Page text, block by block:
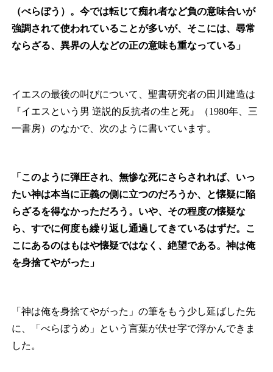
（べらぼう）。今では転じて痴れ者など負の意味合いが
強調されて使われていることが多いが、そこには、尋常
ならざる、異界の人などの正の意味も重なっている」
イエスの最後の叫びについて、聖書研究者の田川建造は
『イエスという男 逆説的反抗者の生と死』（1980年、三
一書房）のなかで、次のように書いています。
「このように弾圧され、無惨な死にさらされれば、いっ
たい神は本当に正義の側に立つのだろうか、と懐疑に陥
らざるを得なかっただろう。いや、その程度の懐疑な
ら、すでに何度も繰り返し通過してきているはずだ。こ
こにあるのはもはや懐疑ではなく、絶望である。神は俺
を身捨てやがった」
「神は俺を身捨てやがった」の筆をもう少し延ばした先
に、「べらぼうめ」という言葉が伏せ字で浮かんできま
した。